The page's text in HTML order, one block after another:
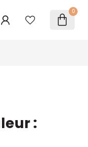
0
: